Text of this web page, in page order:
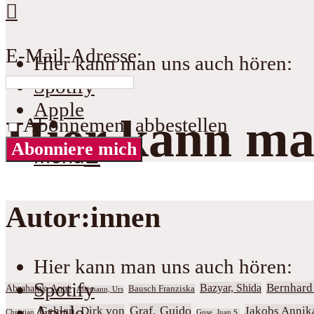
Hier kann man uns auch hören:
Spotify
Apple
Menu
Hier kann
Hier kann man uns auch hören:
Spotify
E-Mail-Adresse:
Abonnement abbestellen
Abonniere mich
Autor:innen
Abrahams, Anne Allemann, Urs Bausch Franziska Bazyar, Shida
Christian Gehlen, Dirk von Graf, Guido Guse, Juan S. Jakobs